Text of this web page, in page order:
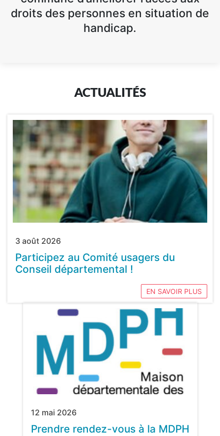
droits des personnes en situation de
handicap.
ACTUALITÉS
3 août 2026
Participez au Comité usagers du
Conseil départemental !
EN SAVOIR PLUS
12 mai 2026
Prendre rendez-vous à la MDPH